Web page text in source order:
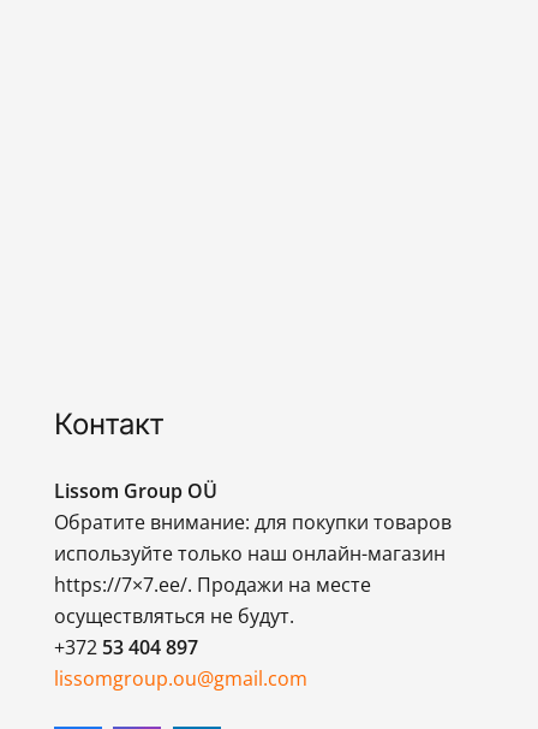
Контакт
Lissom Group OÜ
Обратите внимание: для покупки товаров
используйте только наш онлайн-магазин
https://7×7.ee/. Продажи на месте
осуществляться не будут.
+372 53 404 897
lissomgroup.ou@gmail.com